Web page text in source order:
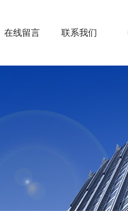
在线留言 联系我们